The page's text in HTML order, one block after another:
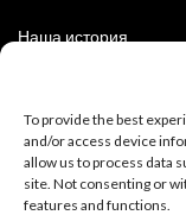
To provide the best
and/or access device
allow us to process data
site. Not consenting or
features and functions.
Наша история
ИНФОРМАЦИЯ